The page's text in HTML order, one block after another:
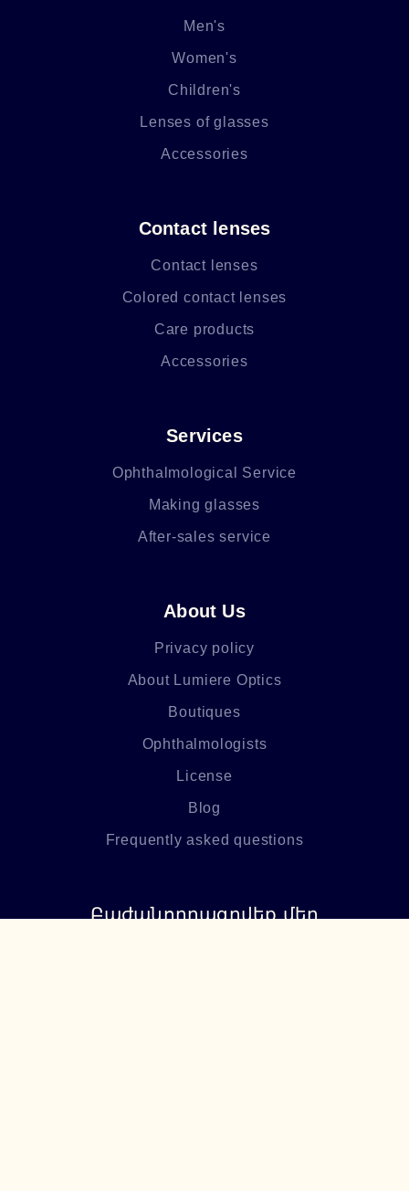
Men's
Women's
Children's
Lenses of glasses
Accessories
Contact lenses
Contact lenses
Colored contact lenses
Care products
Accessories
Services
Ophthalmological Service
Making glasses
After-sales service
About Us
Privacy policy
About Lumiere Optics
Boutiques
Ophthalmologists
License
Blog
Frequently asked questions
Բաժանորդագրվեք մեր